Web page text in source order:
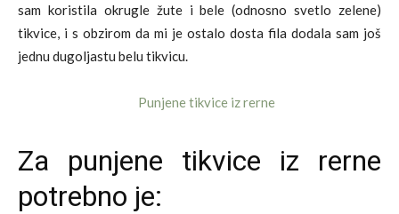
sam koristila okrugle žute i bele (odnosno svetlo zelene)
tikvice, i s obzirom da mi je ostalo dosta fila dodala sam još
jednu dugoljastu belu tikvicu.
Za punjene tikvice iz rerne
potrebno je: